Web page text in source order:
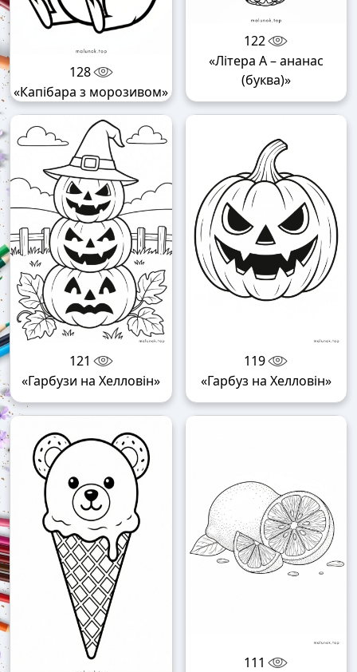
128
«Капібара з морозивом»
122
«Літера А – ананас
(буква)»
121
«Гарбузи на Хелловін»
119
«Гарбуз на Хелловін»
111